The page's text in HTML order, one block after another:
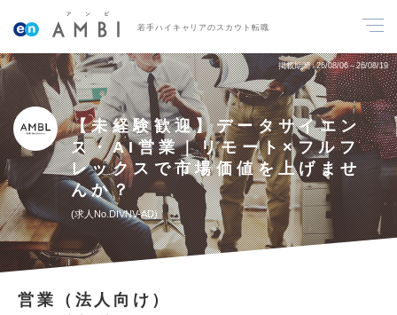
若手ハイキャリアのスカウト転職
掲載期間 26/08/06～26/08/19
【未経験歓迎】データサイエン
ス・AI営業｜リモート×フルフ
レックスで市場価値を上げませ
んか？
求人No.DIVNV-AD
営業（法人向け）